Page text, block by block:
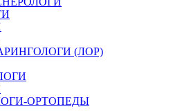
(ЛОР)
ОРТОПЕДЫ